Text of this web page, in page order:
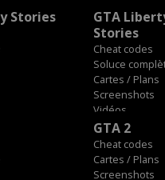
Stories
GTA
Stories
Cheat codes
Soluce
Cartes / Plans
Screenshots
Vidéos
GTA 2
Cheat codes
Cartes / Plans
Screenshots